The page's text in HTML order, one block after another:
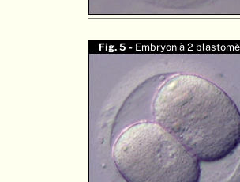
Fig. 5 - Embryon à 2